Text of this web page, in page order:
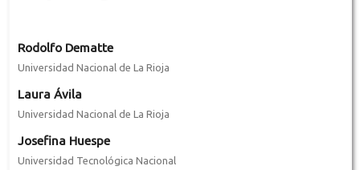
Rodolfo Dematte
Universidad Nacional de La Rioja
Laura Ávila
Universidad Nacional de La Rioja
Josefina Huespe
Universidad Tecnológica Nacional